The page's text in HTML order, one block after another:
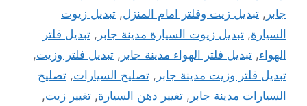
جابر , تبديل زيت وفلتر امام المنزل, تبديل زيوت
السيارة, تبديل زيوت السيارة مدينة جابر , تبديل فلتر
الهواء, تبديل فلتر الهواء مدينة جابر , تبديل فلتر وزيت,
تبديل فلتر وزيت مدينة جابر , تصليح السيارات, تصليح
السيارات مدينة جابر , تغيير دهن السيارة, تغيير زيت,